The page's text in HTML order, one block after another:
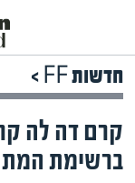
חדשות FF >
ברשימת